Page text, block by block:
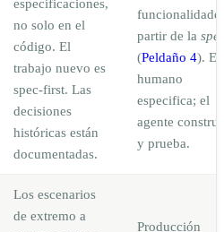
especificaciones,
no solo en el
código. El
trabajo nuevo es
spec-first. Las
decisiones
históricas están
documentadas.
partir de la
(Peldaño 4). El
humano
especifica; el
agente
y prueba.
Los escenarios
de extremo a
Producción